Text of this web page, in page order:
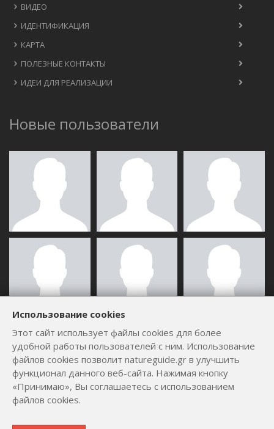
ВИДЕО
ИДЕНТИФИКАЦИЯ
КАРТА
ПОЛЕЗНЫЕ КОНТАКТЫ
ИДЕИ ДЛЯ РЕАЛИЗАЦИИ
Новые пользователи
ВСЕ ПОЛЬЗОВАТЕЛИ
Использование cookies
Этот сайт использует файлы cookies для более
удобной работы пользователей с ним. Использование
файлов cookies позволит natureguide.gr в улучшить
функционал данного веб-сайта. Нажимая кнопку
«Принимаю», Вы соглашаетесь с использованием
файлов cookies.